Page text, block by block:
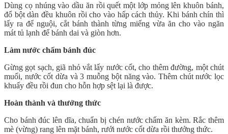
Dùng cọ nhúng vào dầu ăn rồi quết một lớp mỏng lên khuôn bánh,
đổ bột dàn đều khuôn rồi cho vào hấp cách thủy. Khi bánh chín thì
lấy ra để nguội, cắt bánh thành từng miếng vừa ăn cho vào ngăn
mát tủ lạnh để bánh dai và giòn hơn.
Làm nước chấm bánh đúc
Gừng gọt sạch, giã nhỏ vắt lấy nước cốt, cho thêm đường, một chút
muối, nước cốt dừa và 3 muỗng bột năng vào. Thêm chút nước lọc
khuấy đều rồi đun cho hỗn hợp sệt lại là được.
Hoàn thành và thưởng thức
Cho bánh đúc lên dĩa, chuẩn bị chén nước chấm ăn kèm. Rắc thêm
mè (vừng) rang lên mặt bánh, rưới nước cốt dừa rồi thưởng thức.